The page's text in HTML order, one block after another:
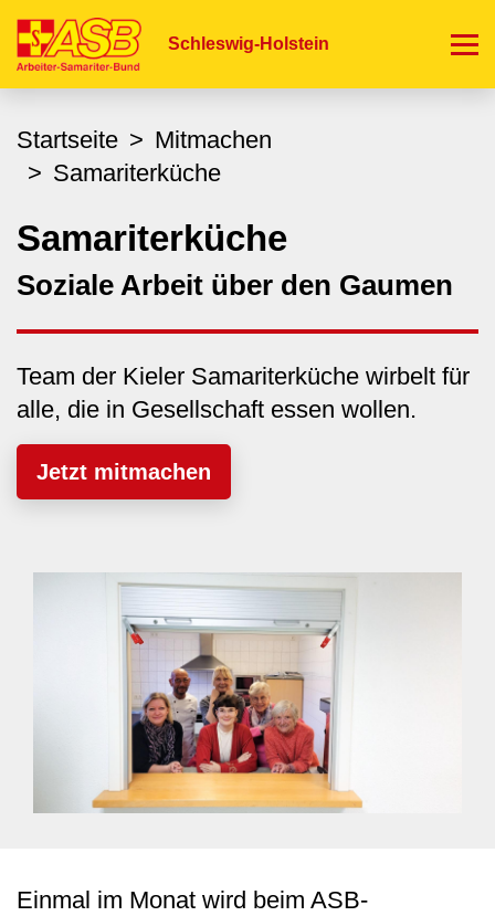
zum
Schleswig-Holstein
Startseite
Mitmachen
Samariterküche
Samariterküche
Soziale Arbeit über den Gaumen
Team der Kieler Samariterküche wirbelt für
alle, die in Gesellschaft essen wollen.
Jetzt mitmachen
Einmal im Monat wird beim ASB-